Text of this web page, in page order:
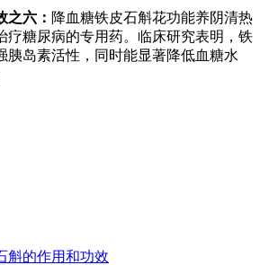
之六： 降血糖铁皮石斛花功能养阴清热
疗糖尿病的专用药。临床研究表明，铁
胰岛素活性，同时能显著降低血糖水
斛的作用和功效